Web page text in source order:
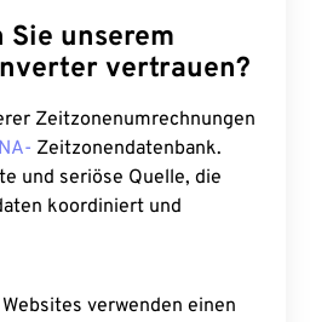
Sie unserem
vertrauen?
Zeitzonenumrechnungen
Zeitzonendatenbank.
und seriöse Quelle, die
koordiniert und
verwenden einen